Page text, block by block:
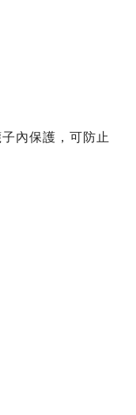
內保護，可防止